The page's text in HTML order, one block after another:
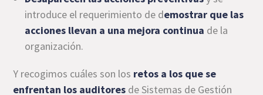
introduce el requerimiento de demostrar que las
acciones llevan a una mejora continua de la
organización.
Y recogimos cuáles son los retos a los que se
enfrentan los auditores de Sistemas de Gestión